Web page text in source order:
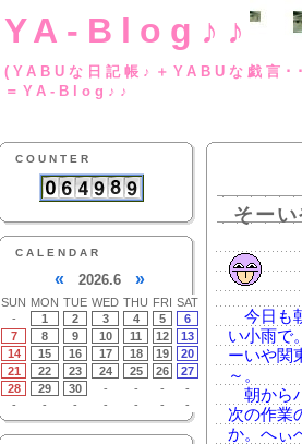
YA-Blog♪♪
(YABUな日記帳♪
＝YA-Blog♪♪
COUNTER
CALENDAR
« 2026.6 »
SUN MON TUE WED THU FRI SAT
-
1 2 3 4 5
6
7
8 9 10 11 12
13
14
15 16 17 18 19
20
21
22 23 24 25 26
27
28
29 30 - - -
-
-
- - - - - -
そー
今日も
い小雨で
ーいや関
～。
朝から
次の作業
か。へぃ